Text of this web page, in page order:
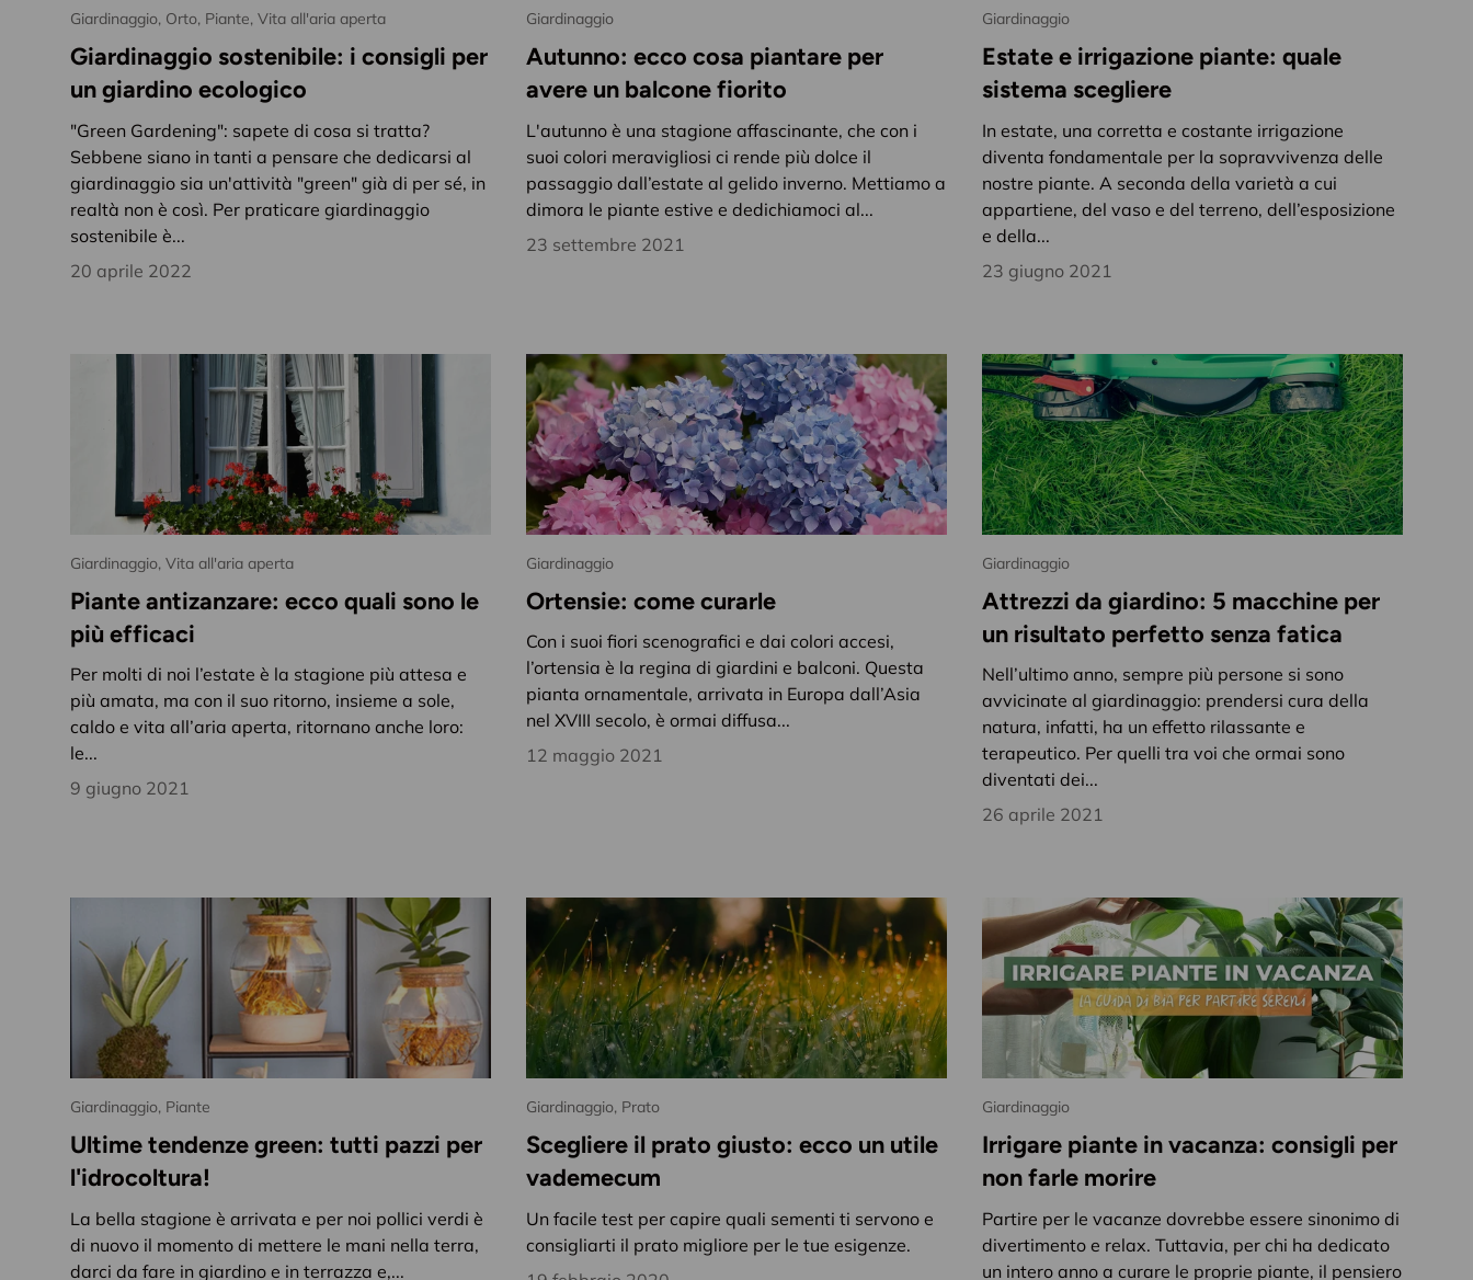
Giardinaggio, Orto, Piante, Vita all'aria aperta
Giardinaggio sostenibile: i consigli per
un giardino ecologico
"Green Gardening": sapete di cosa si tratta?
Sebbene siano in tanti a pensare che dedicarsi al
giardinaggio sia un'attività "green" già di per sé, in
realtà non è così. Per praticare giardinaggio
sostenibile è...
20 aprile 2022
Giardinaggio
Autunno: ecco cosa piantare per
avere un balcone fiorito
L'autunno è una stagione affascinante, che con i
suoi colori meravigliosi ci rende più dolce il
passaggio dall’estate al gelido inverno. Mettiamo a
dimora le piante estive e dedichiamoci al...
23 settembre 2021
Giardinaggio
Estate e irrigazione piante: quale
sistema scegliere
In estate, una corretta e costante irrigazione
diventa fondamentale per la sopravvivenza delle
nostre piante. A seconda della varietà a cui
appartiene, del vaso e del terreno, dell’esposizione
e della...
23 giugno 2021
Giardinaggio, Vita all'aria aperta
Piante antizanzare: ecco quali sono le
più efficaci
Per molti di noi l’estate è la stagione più attesa e
più amata, ma con il suo ritorno, insieme a sole,
caldo e vita all’aria aperta, ritornano anche loro:
le...
9 giugno 2021
Giardinaggio
Ortensie: come curarle
Con i suoi fiori scenografici e dai colori accesi,
l’ortensia è la regina di giardini e balconi. Questa
pianta ornamentale, arrivata in Europa dall’Asia
nel XVIII secolo, è ormai diffusa...
12 maggio 2021
Giardinaggio
Attrezzi da giardino: 5 macchine per
un risultato perfetto senza fatica
Nell’ultimo anno, sempre più persone si sono
avvicinate al giardinaggio: prendersi cura della
natura, infatti, ha un effetto rilassante e
terapeutico. Per quelli tra voi che ormai sono
diventati dei...
26 aprile 2021
Giardinaggio, Piante
Ultime tendenze green: tutti pazzi per
l'idrocoltura!
La bella stagione è arrivata e per noi pollici verdi è
di nuovo il momento di mettere le mani nella terra,
darci da fare in giardino e in terrazza e,...
Giardinaggio, Prato
Scegliere il prato giusto: ecco un utile
vademecum
Un facile test per capire quali sementi ti servono e
consigliarti il prato migliore per le tue esigenze.
Giardinaggio
Irrigare piante in vacanza: consigli per
non farle morire
Partire per le vacanze dovrebbe essere sinonimo di
divertimento e relax. Tuttavia, per chi ha dedicato
un intero anno a curare le proprie piante, il pensiero